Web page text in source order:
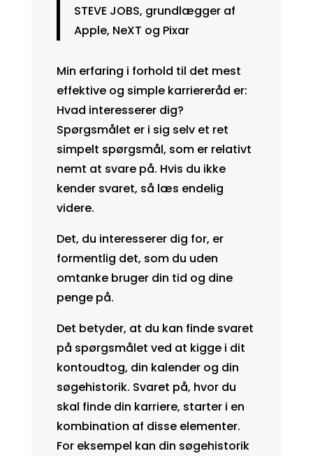
STEVE JOBS, grundlægger af
Apple, NeXT og Pixar
Min erfaring i forhold til det mest
effektive og simple karriereråd er:
Hvad interesserer dig?
Spørgsmålet er i sig selv et ret
simpelt spørgsmål, som er relativt
nemt at svare på. Hvis du ikke
kender svaret, så læs endelig
videre.
Det, du interesserer dig for, er
formentlig det, som du uden
omtanke bruger din tid og dine
penge på.
Det betyder, at du kan finde svaret
på spørgsmålet ved at kigge i dit
kontoudtog, din kalender og din
søgehistorik. Svaret på, hvor du
skal finde din karriere, starter i en
kombination af disse elementer.
For eksempel kan din søgehistorik